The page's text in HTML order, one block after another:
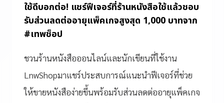
ใช้ดีบอกต่อ! แชร์ฟีเจอร์ที่ร้านหนังสือใช้แล้วชอบ
รับส่วนลดต่ออายุแพ็คเกจสูงสุด 1,000 บาทจาก
#เทพช็อป
ชวนร้านหนังสือออนไลน์และนักเขียนที่ใช้งาน
LnwShopมาแชร์ประสบการณ์แนะนำฟีเจอร์ที่ช่วย
ให้ขายหนังสือง่ายขึ้นพร้อมรับส่วนลดต่ออายุแพ็คเกจ